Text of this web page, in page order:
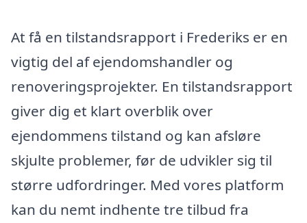
At få en tilstandsrapport i Frederiks er en
vigtig del af ejendomshandler og
renoveringsprojekter. En tilstandsrapport
giver dig et klart overblik over
ejendommens tilstand og kan afsløre
skjulte problemer, før de udvikler sig til
større udfordringer. Med vores platform
kan du nemt indhente tre tilbud fra